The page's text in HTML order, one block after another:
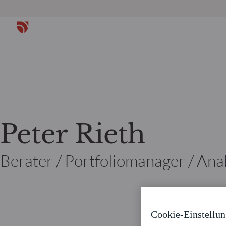
Peter Rieth
Berater / Portfoliomanager /
Cookie-